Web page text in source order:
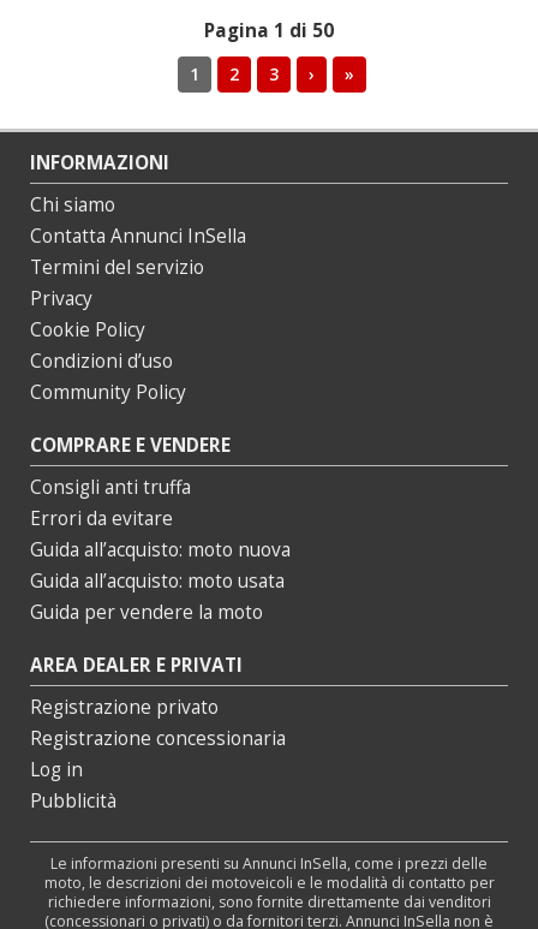
Pagina 1 di 50
1 2 3 › »
INFORMAZIONI
Chi siamo
Contatta Annunci InSella
Termini del servizio
Privacy
Cookie Policy
Condizioni d’uso
Community Policy
COMPRARE E VENDERE
Consigli anti truffa
Errori da evitare
Guida all’acquisto: moto nuova
Guida all’acquisto: moto usata
Guida per vendere la moto
AREA DEALER E PRIVATI
Registrazione privato
Registrazione concessionaria
Log in
Pubblicità
Le informazioni presenti su Annunci InSella, come i prezzi delle
moto, le descrizioni dei motoveicoli e le modalità di contatto per
richiedere informazioni, sono fornite direttamente dai venditori
(concessionari o privati) o da fornitori terzi. Annunci InSella non è